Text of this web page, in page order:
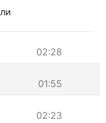
02:28
01:55
02:23